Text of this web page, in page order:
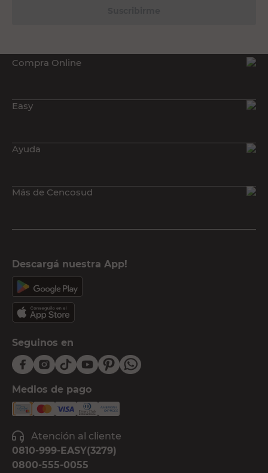
Compra Online
Easy
Ayuda
Más de Cencosud
Descargá nuestra App!
Seguinos en
Medios de pago
Atención al cliente
0810-999-EASY(3279)
0800-555-0055